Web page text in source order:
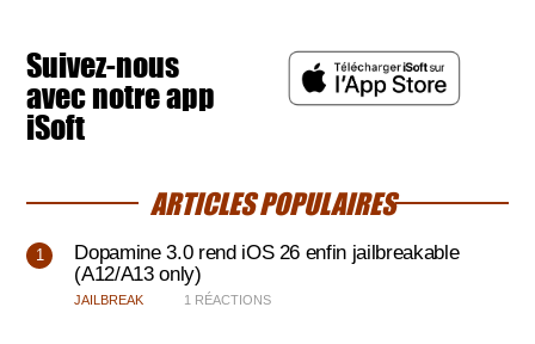
Suivez-nous
avec notre app
iSoft
ARTICLES POPULAIRES
Dopamine 3.0 rend iOS 26 enfin jailbreakable
(A12/A13 only)
JAILBREAK 1 RÉACTIONS